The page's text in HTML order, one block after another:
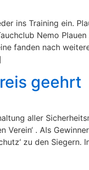
ins Training ein.
Nemo
fanden nach
geehrt
aller
Verein‘ . Als
zu den